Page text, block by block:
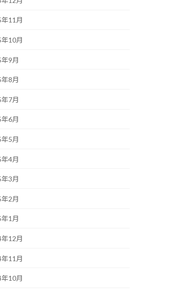
11月
10月
9月
8月
7月
6月
5月
4月
3月
2月
1月
12月
11月
10月